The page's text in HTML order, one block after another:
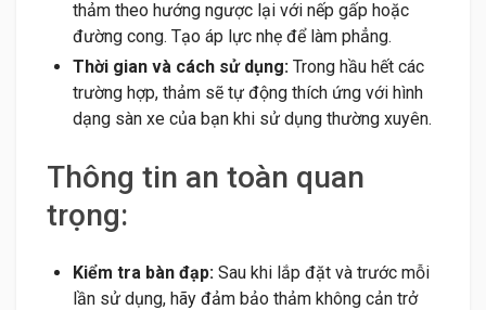
thảm theo hướng ngược lại với nếp gấp hoặc
đường cong. Tạo áp lực nhẹ để làm phẳng.
Thời gian và cách sử dụng: Trong hầu hết các
trường hợp, thảm sẽ tự động thích ứng với hình
dạng sàn xe của bạn khi sử dụng thường xuyên.
Thông tin an toàn quan
trọng:
Kiểm tra bàn đạp: Sau khi lắp đặt và trước mỗi
lần sử dụng, hãy đảm bảo thảm không cản trở